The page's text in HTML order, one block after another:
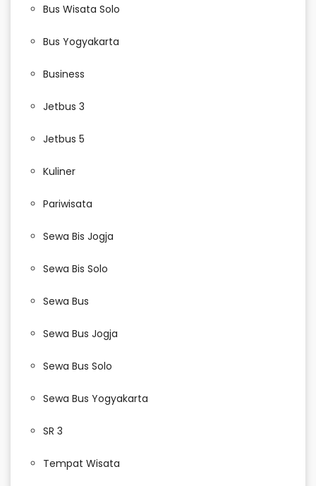
Bus Wisata Solo
Bus Yogyakarta
Business
Jetbus 3
Jetbus 5
Kuliner
Pariwisata
Sewa Bis Jogja
Sewa Bis Solo
Sewa Bus
Sewa Bus Jogja
Sewa Bus Solo
Sewa Bus Yogyakarta
SR 3
Tempat Wisata